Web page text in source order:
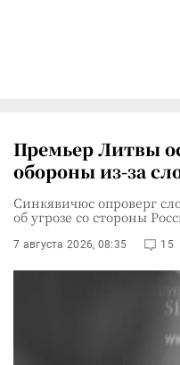
Премьер Литвы
обороны из-за
Синкявичюс опроверг
об угрозе со стороны
7 августа 2026, 08:35 15